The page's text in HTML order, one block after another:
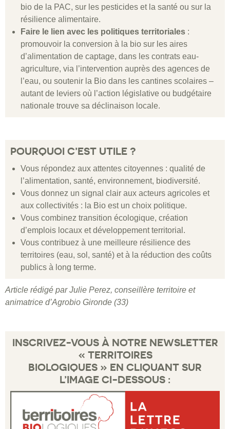
bio de la PAC, sur les pesticides et la santé ou sur la
résilience alimentaire.
Faire le lien avec les politiques territoriales :
promouvoir la conversion à la bio sur les aires
d’alimentation de captage, dans les contrats eau-
agriculture, via l’intervention auprès des agences de
l’eau, ou soutenir la Bio dans les cantines scolaires –
autant de leviers où l’action législative ou budgétaire
nationale trouve sa déclinaison locale.
POURQUOI C’EST UTILE ?
Vous répondez aux attentes citoyennes : qualité de
l’alimentation, santé, environnement, biodiversité.
Vous donnez un signal clair aux acteurs agricoles et
aux collectivités : la Bio est un choix politique.
Vous combinez transition écologique, création
d’emplois locaux et développement territorial.
Vous contribuez à une meilleure résilience des
territoires (eau, sol, santé) et à la réduction des coûts
publics à long terme.
Article rédigé par Julie Perez, conseillère territoire et
animatrice d’Agrobio Gironde (33)
INSCRIVEZ-VOUS À NOTRE NEWSLETTER
« TERRITOIRES
BIOLOGIQUES » EN CLIQUANT SUR
L’IMAGE CI-DESSOUS :